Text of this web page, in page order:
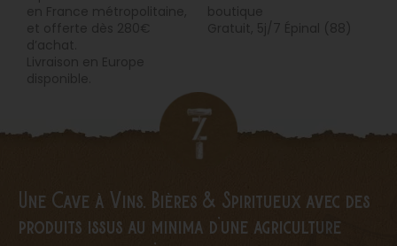
Une Cave à Vins, Bières & Spiritueux avec des
produits issus au minima d’une agriculture